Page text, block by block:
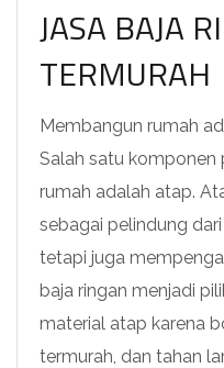
JASA BAJA
TERMURAH
Membangun rumah
Salah satu komponen
rumah adalah atap.
sebagai pelindung
tetapi juga
baja ringan menjadi
material atap karena
termurah, dan tahan